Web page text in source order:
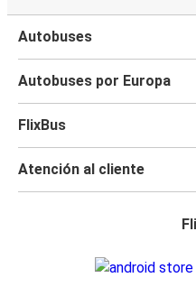
Autobuses
Autobuses por Europa
FlixBus
Atención al cliente